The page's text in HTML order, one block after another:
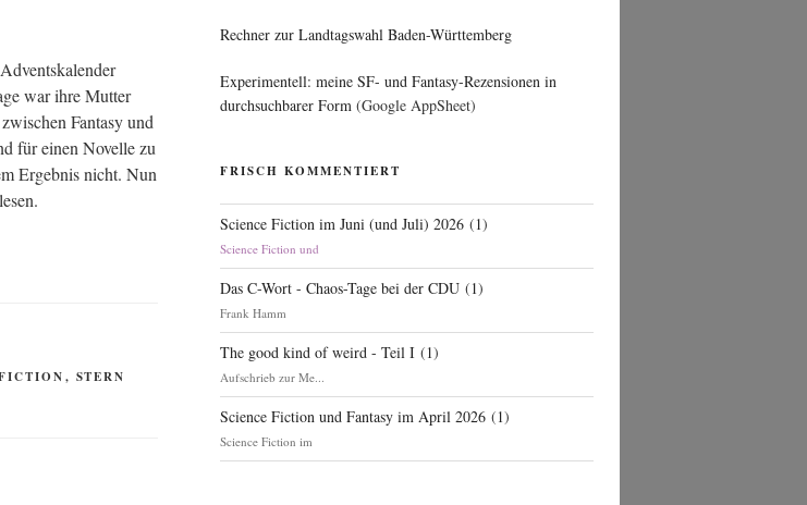
war ihre Mut­ter
Fan­ta­sy und
für einen Novel­le zu
Ergeb­nis nicht. Nun
, STERN
Rechner zur Landtagswahl Baden-Württemberg
Experimentell: meine SF- und Fantasy-Rezensionen in
durchsuchbarer Form (Google AppSheet)
FRISCH KOMMENTIERT
Science Fiction im Juni (und Juli) 2026 (1)
Science Fiction und
Das C-Wort - Chaos-Tage bei der CDU (1)
Frank Hamm
The good kind of weird - Teil I (1)
Aufschrieb zur Me...
Science Fiction und Fantasy im April 2026 (1)
Science Fiction im